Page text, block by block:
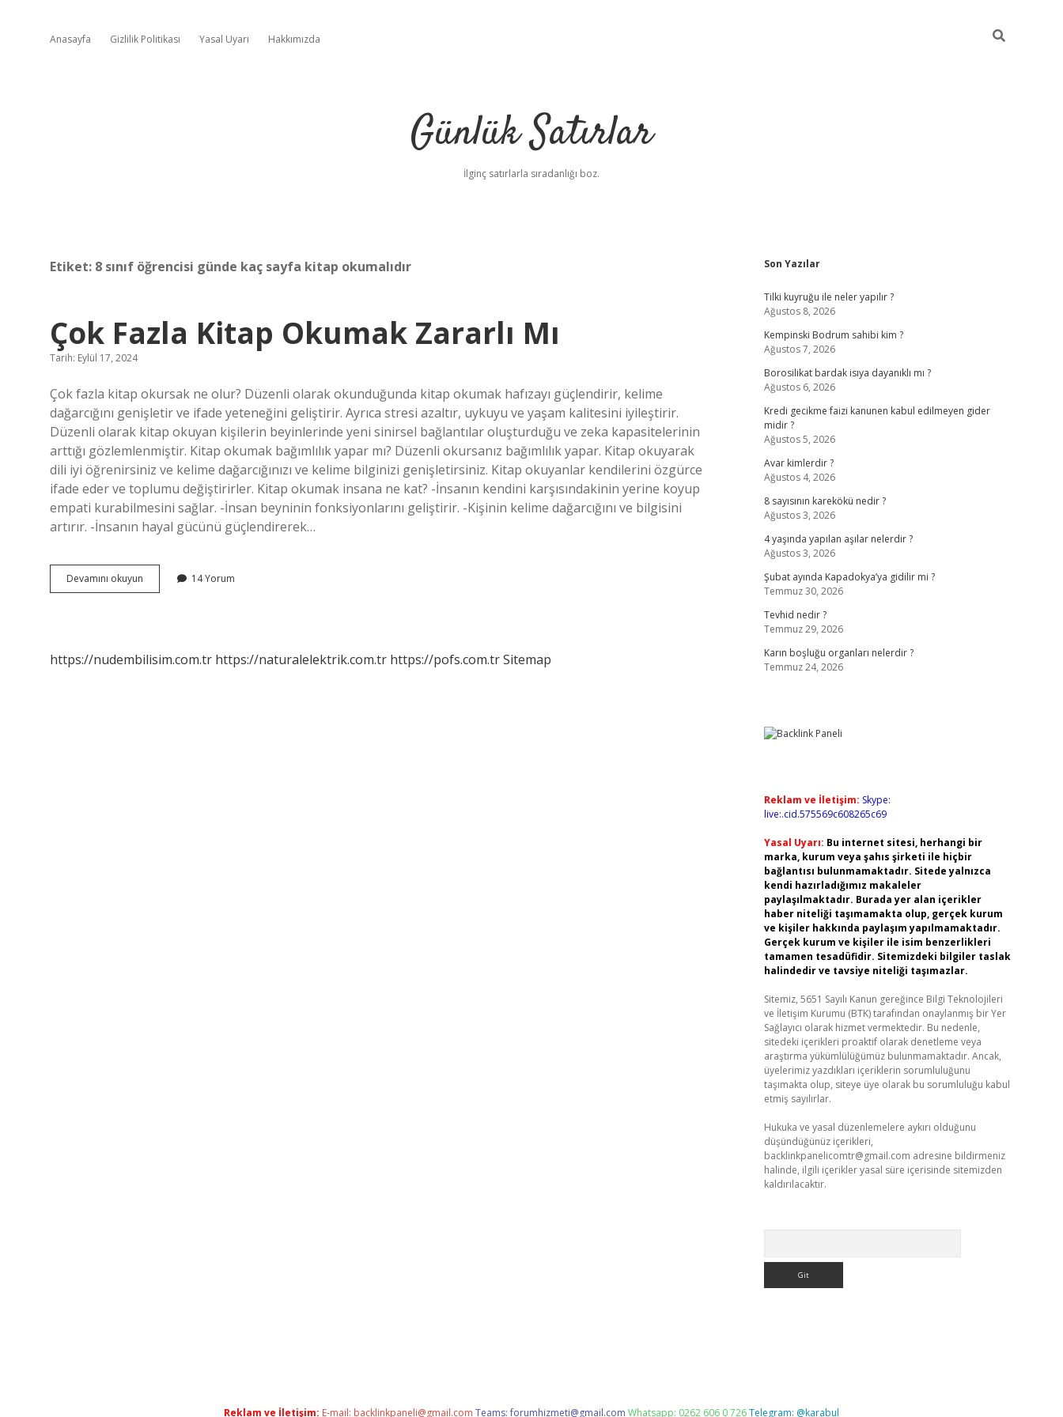
Anasayfa Gizlilik Politikası Yasal Uyarı Hakkımızda
Günlük Satırlar
İlginç satırlarla sıradanlığı boz.
Etiket: 8 sınıf öğrencisi günde kaç sayfa kitap okumalıdır
Çok Fazla Kitap Okumak Zararlı Mı
Tarih: Eylül 17, 2024
Çok fazla kitap okursak ne olur? Düzenli olarak okunduğunda kitap okumak hafızayı güçlendirir, kelime
dağarcığını genişletir ve ifade yeteneğini geliştirir. Ayrıca stresi azaltır, uykuyu ve yaşam kalitesini iyileştirir.
Düzenli olarak kitap okuyan kişilerin beyinlerinde yeni sinirsel bağlantılar oluşturduğu ve zeka kapasitelerinin
arttığı gözlemlenmiştir. Kitap okumak bağımlılık yapar mı? Düzenli okursanız bağımlılık yapar. Kitap okuyarak
dili iyi öğrenirsiniz ve kelime dağarcığınızı ve kelime bilginizi genişletirsiniz. Kitap okuyanlar kendilerini özgürce
ifade eder ve toplumu değiştirirler. Kitap okumak insana ne kat? -İnsanın kendini karşısındakinin yerine koyup
empati kurabilmesini sağlar. -İnsan beyninin fonksiyonlarını geliştirir. -Kişinin kelime dağarcığını ve bilgisini
artırır. -İnsanın hayal gücünü güçlendirerek…
Devamını okuyun
Fazla
14 Yorum
https://nudembilisim.com.tr https://naturalelektrik.com.tr https://pofs.com.trSitemap
Sidebar
Son Yazılar
Tilki kuyruğu ile neler yapılır ?
Ağustos 8, 2026
Kempinski Bodrum sahibi kim ?
Ağustos 7, 2026
Borosilikat bardak isıya dayanıklı mı ?
Ağustos 6, 2026
Kredi gecikme faizi kanunen kabul edilmeyen gider
midir ?
Ağustos 5, 2026
Avar kimlerdir ?
Ağustos 4, 2026
8 sayısının karekökü nedir ?
Ağustos 3, 2026
4 yaşında yapılan aşılar nelerdir ?
Ağustos 3, 2026
Şubat ayında Kapadokya’ya gidilir mi ?
Temmuz 30, 2026
Tevhid nedir ?
Temmuz 29, 2026
Karın boşluğu organları nelerdir ?
Temmuz 24, 2026
Reklam ve İletişim: Skype:
live:.cid.575569c608265c69
Yasal Uyarı: Bu internet sitesi, herhangi bir
marka, kurum veya şahıs şirketi ile hiçbir
bağlantısı bulunmamaktadır. Sitede yalnızca
kendi hazırladığımız makaleler
paylaşılmaktadır. Burada yer alan içerikler
haber niteliği taşımamakta olup, gerçek kurum
ve kişiler hakkında paylaşım yapılmamaktadır.
Gerçek kurum ve kişiler ile isim benzerlikleri
tamamen tesadüfidir. Sitemizdeki bilgiler taslak
halindedir ve tavsiye niteliği taşımazlar.
Sitemiz, 5651 Sayılı Kanun gereğince Bilgi Teknolojileri
ve İletişim Kurumu (BTK) tarafından onaylanmış bir Yer
Sağlayıcı olarak hizmet vermektedir. Bu nedenle,
sitedeki içerikleri proaktif olarak denetleme veya
araştırma yükümlülüğümüz bulunmamaktadır. Ancak,
üyelerimiz yazdıkları içeriklerin sorumluluğunu
taşımakta olup, siteye üye olarak bu sorumluluğu kabul
etmiş sayılırlar.
Hukuka ve yasal düzenlemelere aykırı olduğunu
düşündüğünüz içerikleri,
backlinkpanelicomtr@gmail.com adresine bildirmeniz
halinde, ilgili içerikler yasal süre içerisinde sitemizden
kaldırılacaktır.
Reklam ve İletişim: E-mail: backlinkpaneli@gmail.com Teams:forumhizmeti@gmail.com Whatsapp: 0262 606 0 726Telegram: @karabul